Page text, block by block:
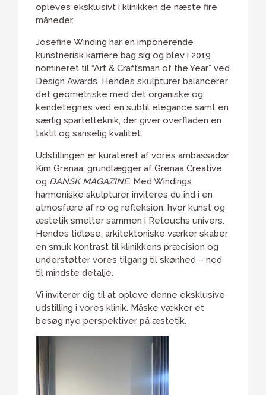
opleves eksklusivt i klinikken de næste fire
måneder.
Josefine Winding har en imponerende
kunstnerisk karriere bag sig og blev i 2019
nomineret til “Art & Craftsman of the Year” ved
Design Awards. Hendes skulpturer balancerer
det geometriske med det organiske og
kendetegnes ved en subtil elegance samt en
særlig spartelteknik, der giver overfladen en
taktil og sanselig kvalitet.
Udstillingen er kurateret af vores ambassadør
Kim Grenaa, grundlægger af Grenaa Creative
og DANSK MAGAZINE. Med Windings
harmoniske skulpturer inviteres du ind i en
atmosfære af ro og refleksion, hvor kunst og
æstetik smelter sammen i Retouchs univers.
Hendes tidløse, arkitektoniske værker skaber
en smuk kontrast til klinikkens præcision og
understøtter vores tilgang til skønhed – ned
til mindste detalje.
Vi inviterer dig til at opleve denne eksklusive
udstilling i vores klinik. Måske vækker et
besøg nye perspektiver på æstetik.